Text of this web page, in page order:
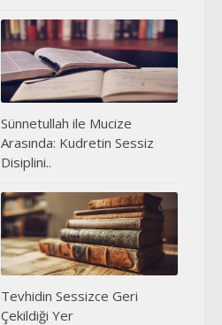
Sünnetullah ile Mucize
Arasında: Kudretin Sessiz
Disiplini..
Tevhidin Sessizce Geri
Çekildiği Yer